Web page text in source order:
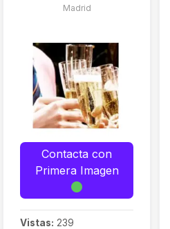
Madrid
Contacta con
Primera Imagen
Vistas: 239